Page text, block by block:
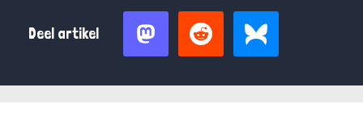
Deel artikel